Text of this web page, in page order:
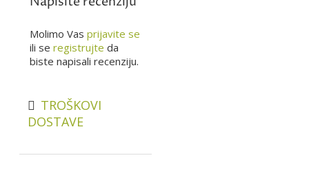
Molimo Vas prijavite se
ili se registrujte da
biste napisali recenziju.
TROŠKOVI
DOSTAVE